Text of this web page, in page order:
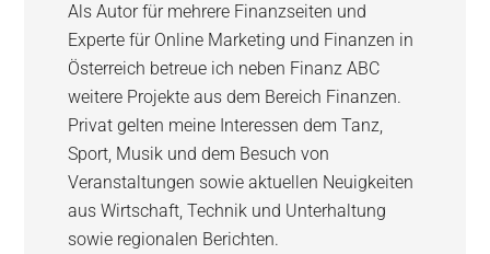
Als Autor für mehrere Finanzseiten und
Experte für Online Marketing und Finanzen in
Österreich betreue ich neben Finanz ABC
weitere Projekte aus dem Bereich Finanzen.
Privat gelten meine Interessen dem Tanz,
Sport, Musik und dem Besuch von
Veranstaltungen sowie aktuellen Neuigkeiten
aus Wirtschaft, Technik und Unterhaltung
sowie regionalen Berichten.